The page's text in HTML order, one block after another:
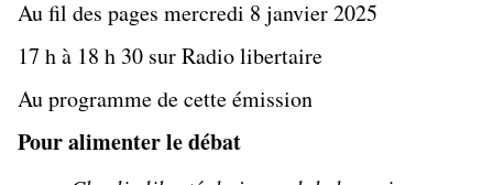
Au fil des pages mercredi 8 janvier 2025
17 h à 18 h 30 sur Radio libertaire
Au programme de cette émission
Pour alimenter le débat